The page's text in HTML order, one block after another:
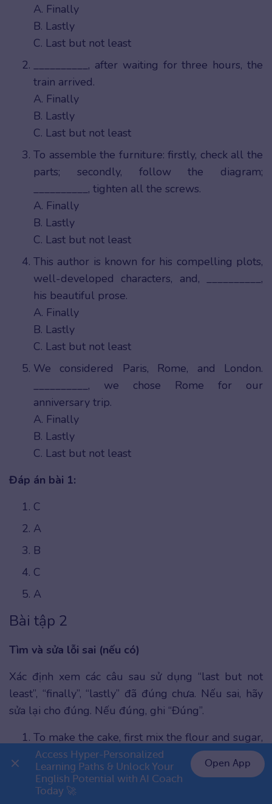
A. Finally
B. Lastly
C. Last but not least
__________, after waiting for three hours, the
train arrived.
A. Finally
B. Lastly
C. Last but not least
To assemble the furniture: firstly, check all the
parts; secondly, follow the diagram;
__________, tighten all the screws.
A. Finally
B. Lastly
C. Last but not least
This author is known for his compelling plots,
well-developed characters, and, __________,
his beautiful prose.
A. Finally
B. Lastly
C. Last but not least
We considered Paris, Rome, and London.
__________, we chose Rome for our
anniversary trip.
A. Finally
B. Lastly
C. Last but not least
Đáp án bài 1:
C
A
B
C
A
Bài tập 2
Tìm và sửa lỗi sai (nếu có)
Xác định xem các câu sau sử dụng “last but not
least”, “finally”, “lastly” đã đúng chưa. Nếu sai, hãy
sửa lại cho đúng. Nếu đúng, ghi “Đúng”.
To make the cake, first mix the flour and sugar,
then add the eggs and milk. Last but not least,
bake for 40 minutes.
→
👉 Premium 1 năm chỉ 799K
Access Hyper-Personalized
Learning Paths & Unlock Your
English Potential with AI Coach
Today 🚀
Open App